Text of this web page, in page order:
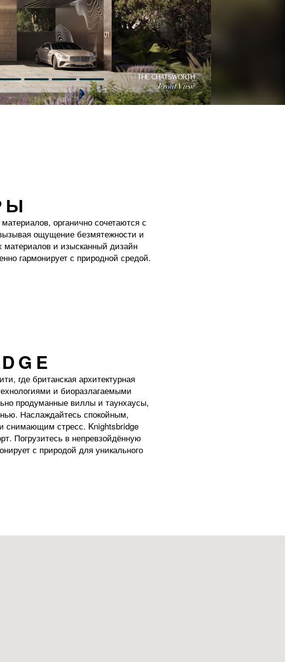
органично сочетаются с
ощущение безмятежности и
и изысканный дизайн
гармонирует с природной средой.
где британская архитектурная
и биоразлагаемыми
продуманные виллы и таунхаусы,
Наслаждайтесь спокойным,
снимающим стресс. Knightsbridge
Погрузитесь в непревзойдённую
с природой для уникального